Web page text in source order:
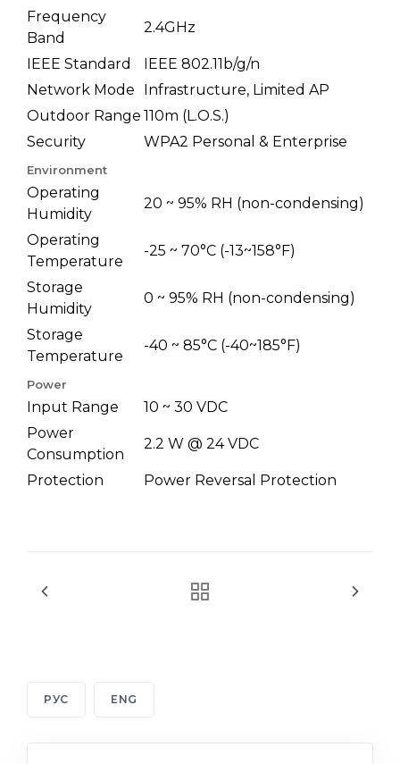
Frequency
Band
2.4GHz
IEEE Standard
IEEE 802.11b/g/n
Network Mode
Infrastructure, Limited AP
Outdoor Range 110m (L.O.S.)
Security
WPA2 Personal & Enterprise
Environment
Operating
Humidity
20 ~ 95% RH (non-condensing)
Operating
Temperature
-25 ~ 70°C (-13~158°F)
Storage
Humidity
0 ~ 95% RH (non-condensing)
Storage
Temperature
-40 ~ 85°C (-40~185°F)
Power
Input Range
10 ~ 30 VDC
Power
Consumption
2.2 W @ 24 VDC
Protection Power Reversal Protection
РУС ENG